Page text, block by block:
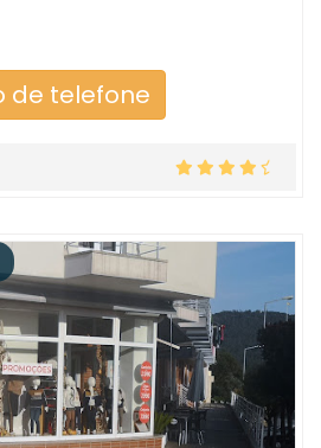
de telefone